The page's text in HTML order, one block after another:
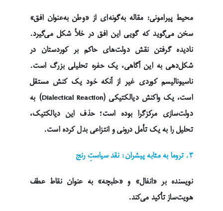
محیط پیرامونی: مقاله به‌گونه‌ای از «وطن به‌عنوان افق»
سخن می‌گوید که گویی این افق در خلأ شکل می‌گیرد.
نادیده گرفتن نقش دولت‌های حاکم بر کوردستان در
شکل‌دهی به این آگاهی، یک حفره تحلیلی بزرگ است.
ناسیونالیسم کوردی غیر از آنکه خود یک کنش مستقل
است، یک واکنش دیالکتیکی (Dialectical Reaction) به
دولت‌سازی مرکزگرا بوده است؛ حذف این دیالکتیک،
تحلیل را به یک تأمل درونی و انتزاعی بدل کرده است.
۳. تروما به مثابه پیشران: نقد سیاستِ رنج
نویسنده بر «انفال» و «حلبچه» به عنوان نقاط عطف
هویت‌ساز تأکید می‌کند.